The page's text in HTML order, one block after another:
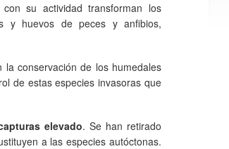
su actividad transforman los
y huevos de peces y anfibios,
conservación de los humedales
de estas especies invasoras que
elevado. Se han retirado
a las especies autóctonas.